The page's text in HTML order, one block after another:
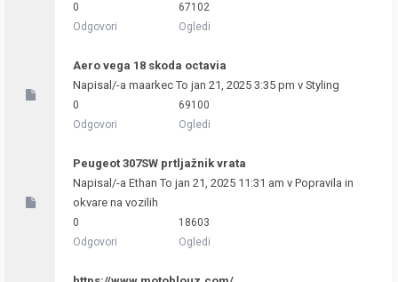
0
Odgovori
67102
Ogledi
Aero vega 18 skoda octavia
Napisal/-a maarkecTo jan 21, 2025 3:35 pm v Styling
0
Odgovori
69100
Ogledi
Peugeot 307SW prtljažnik vrata
Napisal/-a Ethan To jan 21, 2025 11:31 am v Popravila in
okvare na vozilih
0
Odgovori
18603
Ogledi